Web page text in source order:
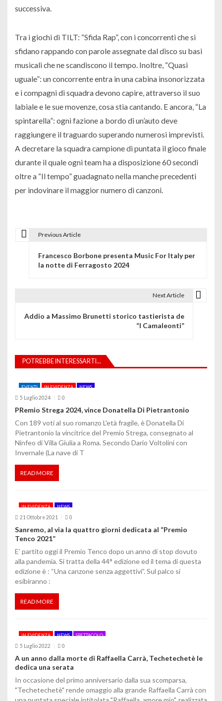
successiva.
Tra i giochi di TILT: “Sfida Rap”, con i concorrenti che si
sfidano rappando con parole assegnate dal disco su basi
musicali che ne scandiscono il tempo. Inoltre, “Quasi
uguale”: un concorrente entra in una cabina insonorizzata
e i compagni di squadra devono capire, attraverso il suo
labiale e le sue movenze, cosa stia cantando. E ancora, “La
spintarella”: ogni fazione a bordo di un’auto deve
raggiungere il traguardo superando numerosi imprevisti.
A decretare la squadra campione di puntata il gioco finale
durante il quale ogni team ha a disposizione 60 secondi
oltre a “Il tempo” guadagnato nella manche precedenti
per indovinare il maggior numero di canzoni.
i
o
n
e
a
r
c
o
l
i
Previous Article
Francesco Borbone presenta Music For Italy per
la notte di Ferragosto 2024
Next Article
Addio a Massimo Brunetti storico tastierista de
“I Camaleonti”
POTREBBE INTERESSARTI...
EVENTI IN EVIDENZA NEWS
5 Luglio 2024 0
PRemio Strega 2024, vince Donatella Di Pietrantonio
Con 189 voti al suo romanzo L'età fragile, è Donatella Di
Pietrantonio la vincitrice del Premio Strega, consegnato al
Ninfeo di Villa Giulia a Roma. Secondo Dario Voltolini con
Invernale (La nave di T
READ MORE
IN EVIDENZA NEWS
21 Ottobre 2021 0
Sanremo, al via la quattro giorni dedicata al “Premio
Tenco 2021”
E’ partito oggi il Premio Tenco dopo un anno di stop dovuto
alla pandemia. Si tratta della 44° edizione ed il tema di questa
edizione è : “Una canzone senza aggettivi”. Sul palco si
esibiranno :
READ MORE
IN EVIDENZA NEWS SPETTACOLO
5 Luglio 2022 0
A un anno dalla morte di Raffaella Carrà, Techetechetè le
dedica una serata
In occasione del primo anniversario dalla sua scomparsa,
"Techetechetè" rende omaggio alla grande Raffaella Carrà con